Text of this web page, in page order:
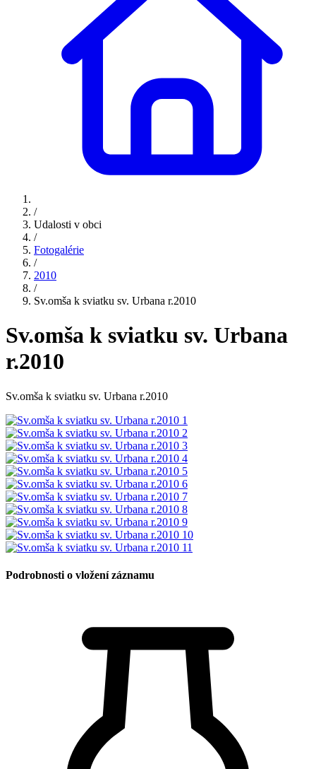
/
Udalosti v obci
/
Fotogalérie
/
2010
/
Sv.omša k sviatku sv. Urbana r.2010
Sv.omša k sviatku sv. Urbana
r.2010
Sv.omša k sviatku sv. Urbana r.2010
Podrobnosti o vložení záznamu